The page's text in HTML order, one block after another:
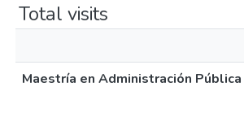
Total visits
Maestría en Administración Pública